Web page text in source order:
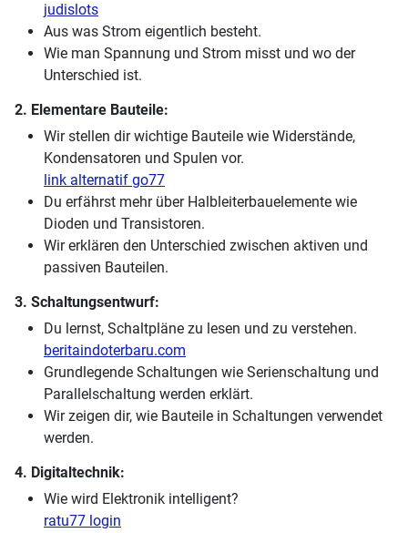
judislots
Aus was Strom eigentlich besteht.
Wie man Spannung und Strom misst und wo der
Unterschied ist.
2. Elementare Bauteile:
Wir stellen dir wichtige Bauteile wie Widerstände,
Kondensatoren und Spulen vor.
link alternatif go77
Du erfährst mehr über Halbleiterbauelemente wie
Dioden und Transistoren.
Wir erklären den Unterschied zwischen aktiven und
passiven Bauteilen.
3. Schaltungsentwurf:
Du lernst, Schaltpläne zu lesen und zu verstehen.
beritaindoterbaru.com
Grundlegende Schaltungen wie Serienschaltung und
Parallelschaltung werden erklärt.
Wir zeigen dir, wie Bauteile in Schaltungen verwendet
werden.
4. Digitaltechnik:
Wie wird Elektronik intelligent?
ratu77 login